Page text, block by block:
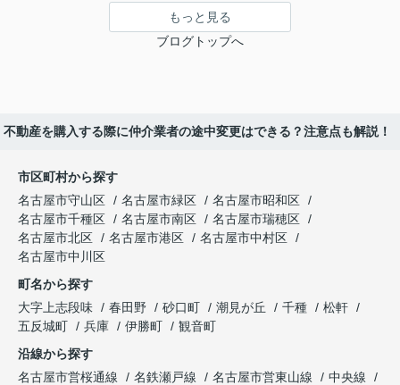
もっと見る
ブログトップへ
不動産を購入する際に仲介業者の途中変更はできる？注意点も解説！
市区町村から探す
名古屋市守山区
名古屋市緑区
名古屋市昭和区
名古屋市千種区
名古屋市南区
名古屋市瑞穂区
名古屋市北区
名古屋市港区
名古屋市中村区
名古屋市中川区
町名から探す
大字上志段味
春田野 砂口町 潮見が丘 千種
松軒
五反城町
兵庫 伊勝町
観音町
沿線から探す
名古屋市営桜通線
名鉄瀬戸線 名古屋市営東山線
中央線